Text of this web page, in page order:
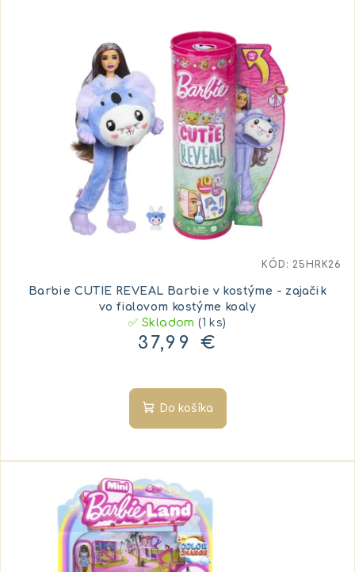
Barbie CUTIE REVEAL Barbie v kostýme - zajačik
vo fialovom kostýme koaly
✅ Skladom(1 ks)
37,99 €
Do košíka
KÓD: 25HRK26